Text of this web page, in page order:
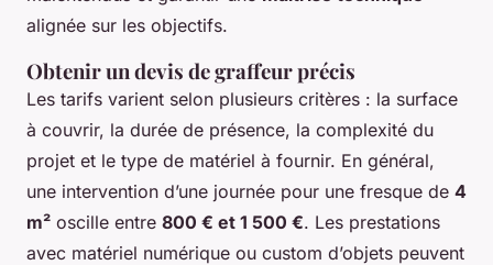
alignée sur les objectifs.
Obtenir un devis de graffeur précis
Les tarifs varient selon plusieurs critères : la surface
à couvrir, la durée de présence, la complexité du
projet et le type de matériel à fournir. En général,
une intervention d’une journée pour une fresque de 4
m² oscille entre 800 € et 1 500 €. Les prestations
avec matériel numérique ou custom d’objets peuvent